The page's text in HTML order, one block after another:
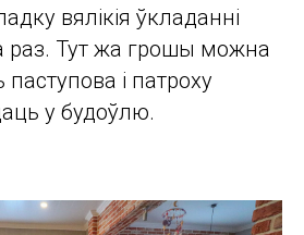
вялікія ўкладанні
раз. Тут жа грошы можна
і патроху
у будоўлю.